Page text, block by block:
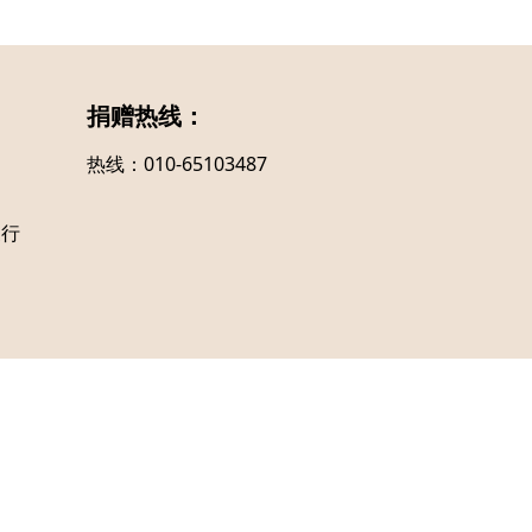
捐赠热线：
热线：010-65103487